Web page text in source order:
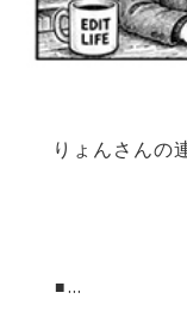
りょんさんの
■ …